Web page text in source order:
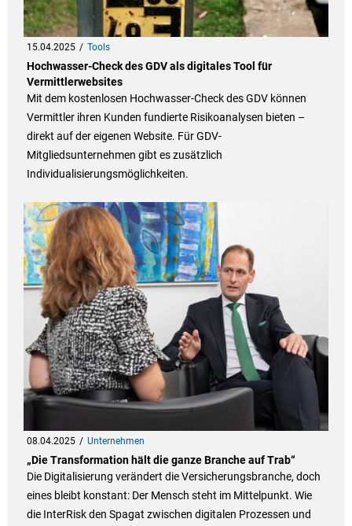
15.04.2025 Tools
Hochwasser-Check des GDV als digitales Tool für
Vermittlerwebsites
Mit dem kostenlosen Hochwasser-Check des GDV können
Vermittler ihren Kunden fundierte Risikoanalysen bieten –
direkt auf der eigenen Website. Für GDV-
Mitgliedsunternehmen gibt es zusätzlich
Individualisierungsmöglichkeiten.
08.04.2025 Unternehmen
„Die Transformation hält die ganze Branche auf Trab“
Die Digitalisierung verändert die Versicherungsbranche, doch
eines bleibt konstant: Der Mensch steht im Mittelpunkt. Wie
die InterRisk den Spagat zwischen digitalen Prozessen und